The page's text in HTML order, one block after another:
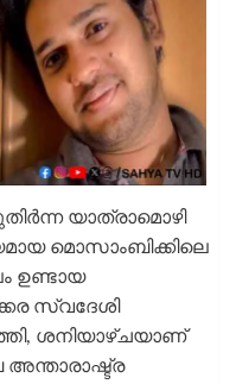
യാത്രാമൊഴി
മൊസാംബിക്കിലെ
ഉണ്ടായ
സ്വദേശി
ശനിയാഴ്ചയാണ്